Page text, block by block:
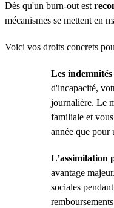
Dès qu'un burn-out est
mécanismes se mettent en
Voici vos droits concrets
Les
d'incapacité,
journalière. Le
familiale et
année que
L’assimilation
avantage
sociales